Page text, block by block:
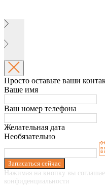
Просто оставьте ваши
Ваше имя
Ваш номер телефона
Желательная дата
Необязательно
Записаться сейчас
Нажимая на кнопку вы
конфиденциальности